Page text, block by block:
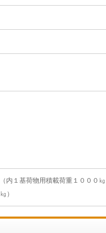
内１基荷物用積載荷重１０００
）